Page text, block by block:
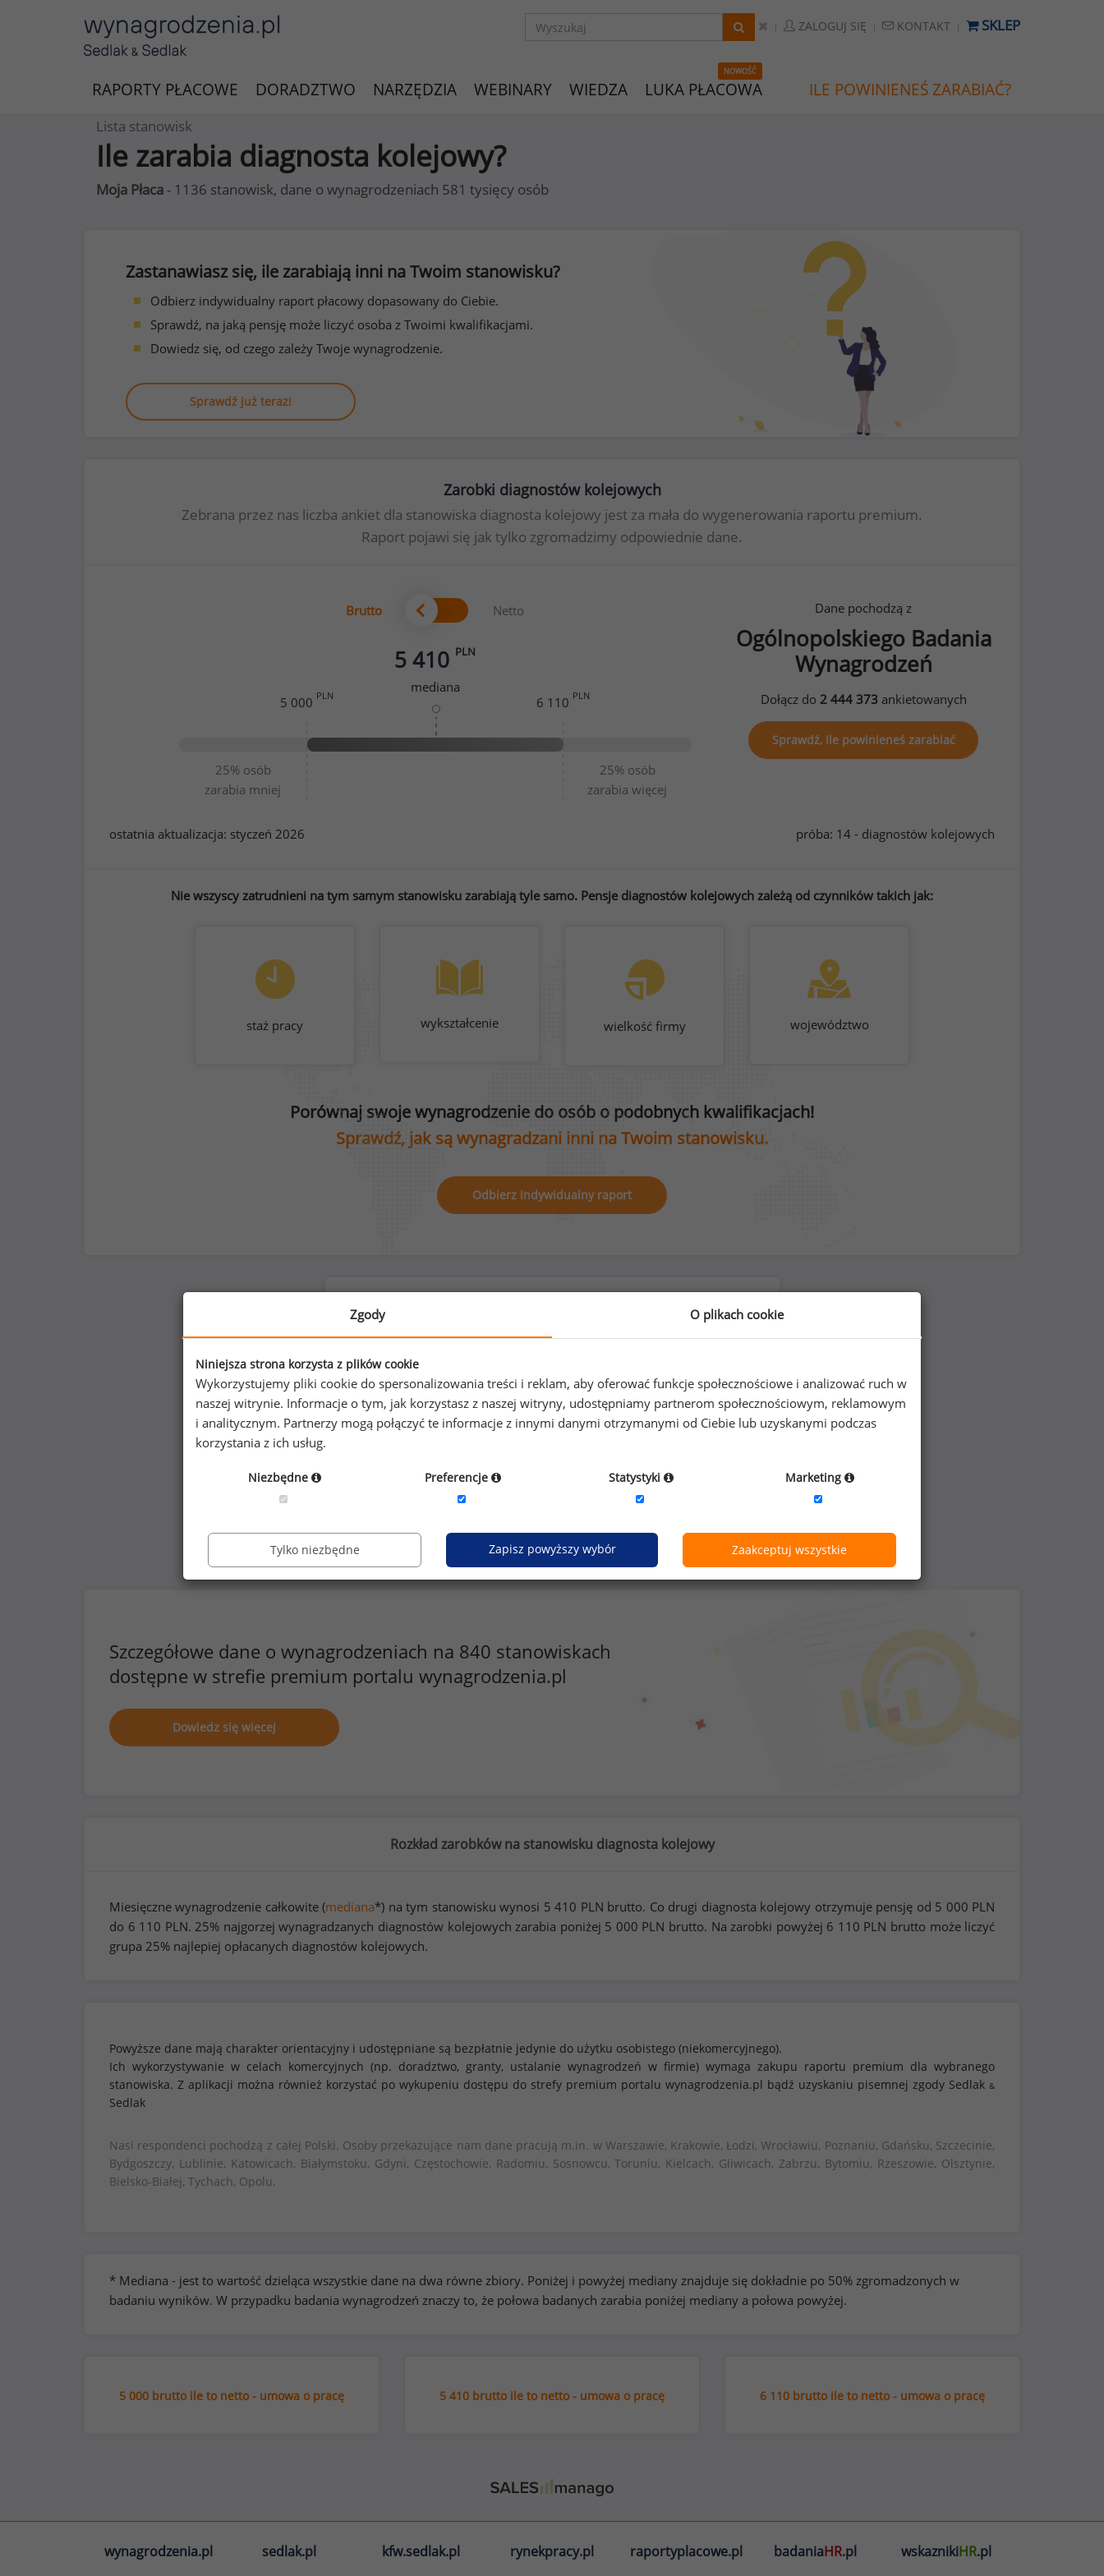
ZALOGUJ SIĘ KONTAKT SKLEP
RAPORTY PŁACOWE DORADZTWO NARZĘDZIA WEBINARY WIEDZA
NOWOŚĆ
LUKA PŁACOWA ILE POWINIENEŚ ZARABIAĆ?
Lista stanowisk
Ile zarabia diagnosta kolejowy?
Moja Płaca - 1136 stanowisk, dane o wynagrodzeniach 581 tysięcy osób
Zastanawiasz się, ile zarabiają inni na Twoim stanowisku?
Odbierz indywidualny raport płacowy dopasowany do Ciebie.
Sprawdź, na jaką pensję może liczyć osoba z Twoimi kwalifikacjami.
Dowiedz się, od czego zależy Twoje wynagrodzenie.
Sprawdź już teraz!
Zarobki diagnostów kolejowych
Zebrana przez nas liczba ankiet dla stanowiska diagnosta kolejowy jest za mała do wygenerowania raportu premium.
Raport pojawi się jak tylko zgromadzimy odpowiednie dane.
Brutto Netto
5 410 PLN
mediana
25% osób
zarabia mniej
25% osób
zarabia więcej
5 000 PLN 6 110 PLN
Dane pochodzą z
Ogólnopolskiego Badania
Wynagrodzeń
Dołącz do 2 444 373ankietowanych
Sprawdź, ile powinieneś zarabiać
ostatnia aktualizacja: styczeń 2026 próba: 14 - diagnostów kolejowych
Nie wszyscy zatrudnieni na tym samym stanowisku zarabiają tyle samo. Pensje diagnostów kolejowych zależą od czynników takich jak:
staż pracy wykształcenie wielkość firmy województwo
Porównaj swoje wynagrodzenie do osób o podobnych kwalifikacjach!
Sprawdź, jak są wynagradzani inni na Twoim stanowisku.
Odbierz indywidualny raport
21%
Kobiety
79%
Mężczyźni
Szczegółowe dane o wynagrodzeniach na 840 stanowiskach
dostępne w strefie premium portalu wynagrodzenia.pl
Dowiedz się więcej
Rozkład zarobków na stanowisku diagnosta kolejowy
Miesięczne wynagrodzenie całkowite (mediana*) na tym stanowisku wynosi 5 410 PLN brutto. Co drugi diagnosta kolejowy otrzymuje pensję od 5 000 PLN
do 6 110 PLN. 25% najgorzej wynagradzanych diagnostów kolejowych zarabia poniżej 5 000 PLN brutto. Na zarobki powyżej 6 110 PLN brutto może liczyć
grupa 25% najlepiej opłacanych diagnostów kolejowych.
Powyższe dane mają charakter orientacyjny i udostępniane są bezpłatnie jedynie do użytku osobistego (niekomercyjnego).
Ich wykorzystywanie w celach komercyjnych (np. doradztwo, granty, ustalanie wynagrodzeń w firmie) wymaga zakupu raportu premium dla wybranego
stanowiska. Z aplikacji można również korzystać po wykupeniu dostępu do strefy premium portalu wynagrodzenia.pl bądź uzyskaniu pisemnej zgody Sedlak &
Sedlak
Nasi respondenci pochodzą z całej Polski. Osoby przekazujące nam dane pracują m.in. w Warszawie, Krakowie, Łodzi, Wrocławiu, Poznaniu, Gdańsku, Szczecinie,
Bydgoszczy, Lublinie, Katowicach, Białymstoku, Gdyni, Częstochowie, Radomiu, Sosnowcu, Toruniu, Kielcach, Gliwicach, Zabrzu, Bytomiu, Rzeszowie, Olsztynie,
Bielsko-Białej, Tychach, Opolu.
* Mediana - jest to wartość dzieląca wszystkie dane na dwa równe zbiory. Poniżej i powyżej mediany znajduje się dokładnie po 50% zgromadzonych w
badaniu wyników. W przypadku badania wynagrodzeń znaczy to, że połowa badanych zarabia poniżej mediany a połowa powyżej.
5 000 brutto ile to netto - umowa o pracę 5 410 brutto ile to netto - umowa o pracę 6 110 brutto ile to netto - umowa o pracę
wynagrodzenia.pl sedlak.pl kfw.sedlak.pl rynekpracy.pl raportyplacowe.pl badaniaHR.pl wskaznikiHR.pl
Zgody O plikach cookie
Niniejsza strona korzysta z plików cookie
Wykorzystujemy pliki cookie do spersonalizowania treści i reklam, aby oferować funkcje społecznościowe i analizować ruch w
naszej witrynie. Informacje o tym, jak korzystasz z naszej witryny, udostępniamy partnerom społecznościowym, reklamowym
i analitycznym. Partnerzy mogą połączyć te informacje z innymi danymi otrzymanymi od Ciebie lub uzyskanymi podczas
korzystania z ich usług.
Niezbędne Preferencje Statystyki Marketing
Tylko niezbędne Zapisz powyższy wybór Zaakceptuj wszystkie